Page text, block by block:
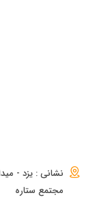
نشانی : یزد -
مجتمع ستاره